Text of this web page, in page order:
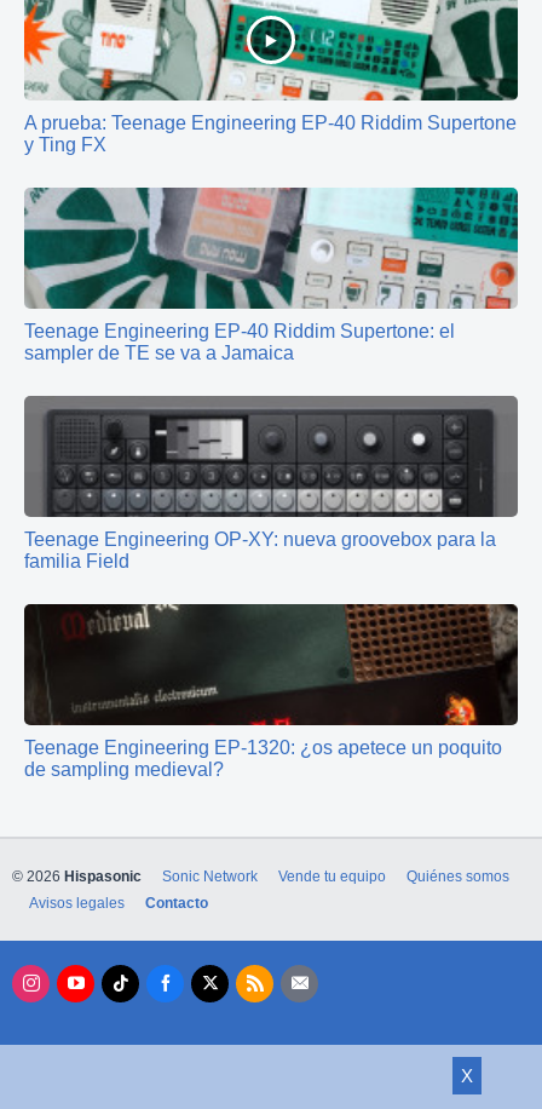
A prueba: Teenage Engineering EP-40 Riddim Supertone
y Ting FX
Teenage Engineering EP-40 Riddim Supertone: el
sampler de TE se va a Jamaica
Teenage Engineering OP-XY: nueva groovebox para la
familia Field
Teenage Engineering EP-1320: ¿os apetece un poquito
de sampling medieval?
X
© 2026 Hispasonic Sonic Network Vende tu equipo
Quiénes somos
Avisos legales
Contacto